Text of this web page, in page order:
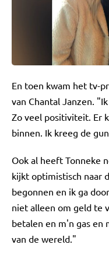
En toen kwam het tv-
van Chantal Janzen.
Zo veel positiviteit. Er
binnen. Ik kreeg de
Ook al heeft Tonneke
kijkt optimistisch naar
begonnen en ik ga
niet alleen om geld te
betalen en m'n gas en
van de wereld."